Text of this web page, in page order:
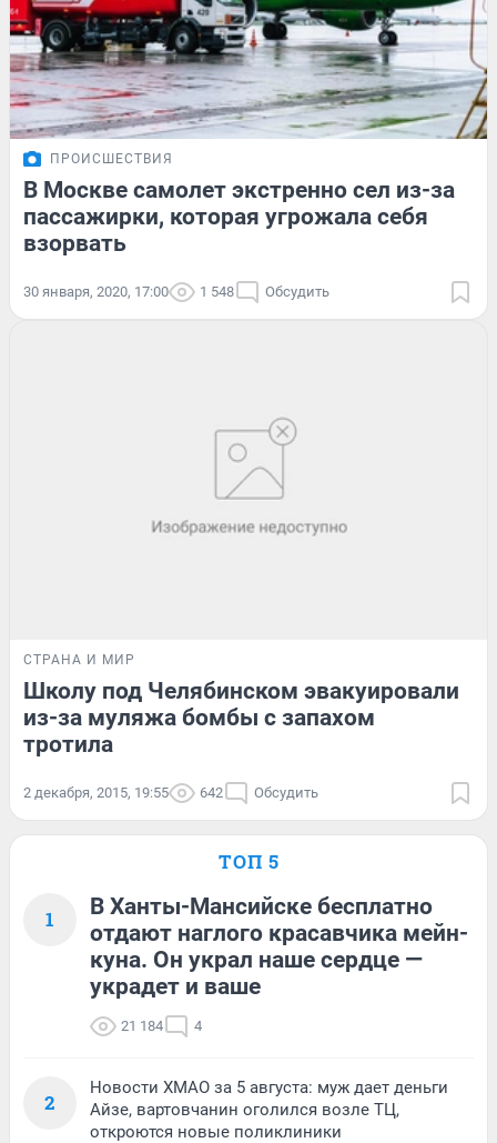
ПРОИСШЕСТВИЯ
В Москве самолет экстренно сел из-за
пассажирки, которая угрожала себя
взорвать
30 января, 2020, 17:00 1 548 Обсудить
СТРАНА И МИР
Школу под Челябинском эвакуировали
из-за муляжа бомбы с запахом
тротила
2 декабря, 2015, 19:55 642 Обсудить
ТОП 5
1
В Ханты-Мансийске бесплатно
отдают наглого красавчика мейн-
куна. Он украл наше сердце —
украдет и ваше
21 184 4
2
Новости ХМАО за 5 августа: муж дает деньги
Айзе, вартовчанин оголился возле ТЦ,
откроются новые поликлиники